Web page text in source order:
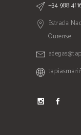
+34 988
Estrada
Ourense